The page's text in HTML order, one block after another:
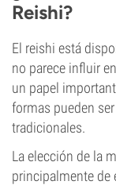
Reishi?
El reishi está
no parece influir
un papel
formas pueden
tradicionales.
La elección de la
principalmente de